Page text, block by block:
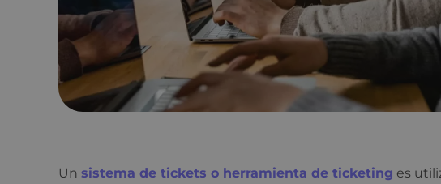
Un sistema de tickets o herramienta de ticketing es